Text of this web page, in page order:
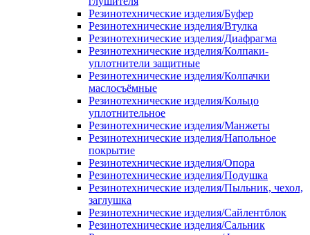
Резинотехнические изделия/Буфер
Резинотехнические изделия/Втулка
Резинотехнические изделия/Диафрагма
Резинотехнические изделия/Колпаки-
уплотнители защитные
Резинотехнические изделия/Колпачки
маслосъёмные
Резинотехнические изделия/Кольцо
уплотнительное
Резинотехнические изделия/Манжеты
Резинотехнические изделия/Напольное
покрытие
Резинотехнические изделия/Опора
Резинотехнические изделия/Подушка
Резинотехнические изделия/Пыльник, чехол,
заглушка
Резинотехнические изделия/Сайлентблок
Резинотехнические изделия/Сальник